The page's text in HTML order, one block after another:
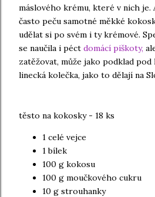
máslového krému, které v nich
často peču samotné měkké
udělat si po svém i ty krémové.
se naučila i péct domácí piškoty,
zatěžovat, může jako podklad
linecká kolečka, jako to dělají na
těsto na kokosky - 18 ks
1 celé vejce
1 bílek
100 g kokosu
100 g moučkového cukru
10 g strouhanky